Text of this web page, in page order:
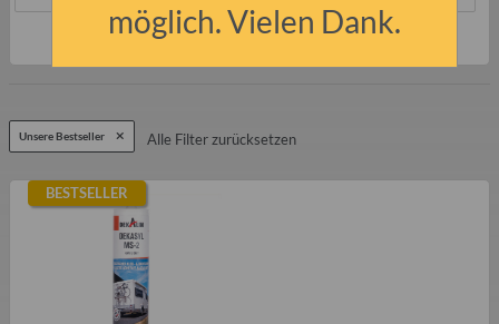
Unsere Bestseller Alle Filter zurücksetzen
BESTSELLER
möglich. Vielen Dank.